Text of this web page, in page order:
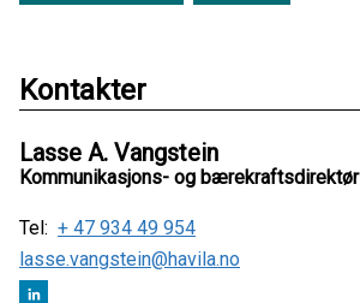
Kontakter
Lasse A. Vangstein
Kommunikasjons- og bærekraftsdirektør
Tel: + 47 934 49 954
lasse.vangstein@havila.no